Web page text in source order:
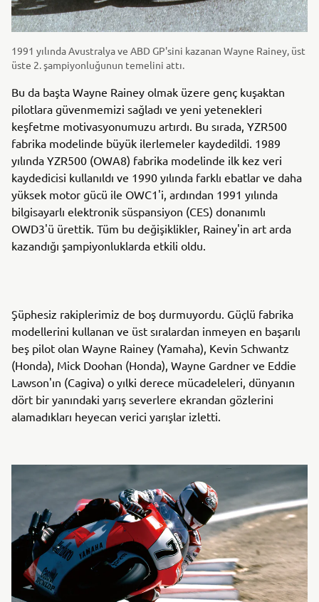
1991 yılında Avustralya ve ABD GP'sini kazanan Wayne Rainey, üst
üste 2. şampiyonluğunun temelini attı.
Bu da başta Wayne Rainey olmak üzere genç kuşaktan
pilotlara güvenmemizi sağladı ve yeni yetenekleri
keşfetme motivasyonumuzu artırdı. Bu sırada, YZR500
fabrika modelinde büyük ilerlemeler kaydedildi. 1989
yılında YZR500 (OWA8) fabrika modelinde ilk kez veri
kaydedicisi kullanıldı ve 1990 yılında farklı ebatlar ve daha
yüksek motor gücü ile OWC1'i, ardından 1991 yılında
bilgisayarlı elektronik süspansiyon (CES) donanımlı
OWD3'ü ürettik. Tüm bu değişiklikler, Rainey'in art arda
kazandığı şampiyonluklarda etkili oldu.
Şüphesiz rakiplerimiz de boş durmuyordu. Güçlü fabrika
modellerini kullanan ve üst sıralardan inmeyen en başarılı
beş pilot olan Wayne Rainey (Yamaha), Kevin Schwantz
(Honda), Mick Doohan (Honda), Wayne Gardner ve Eddie
Lawson'ın (Cagiva) o yılki derece mücadeleleri, dünyanın
dört bir yanındaki yarış severlere ekrandan gözlerini
alamadıkları heyecan verici yarışlar izletti.